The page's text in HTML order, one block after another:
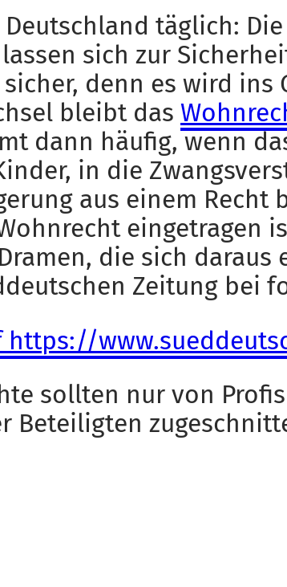
täglich:
sich zur
denn es wird ins
bleibt das
dann häufig, wenn
in die
aus einem
eingetragen
die sich
Zeitung bei
https://
sollten nur von
Beteiligten